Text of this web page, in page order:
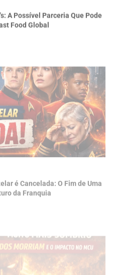
Food Global
é Cancelada: O Fim de Uma
da Franquia